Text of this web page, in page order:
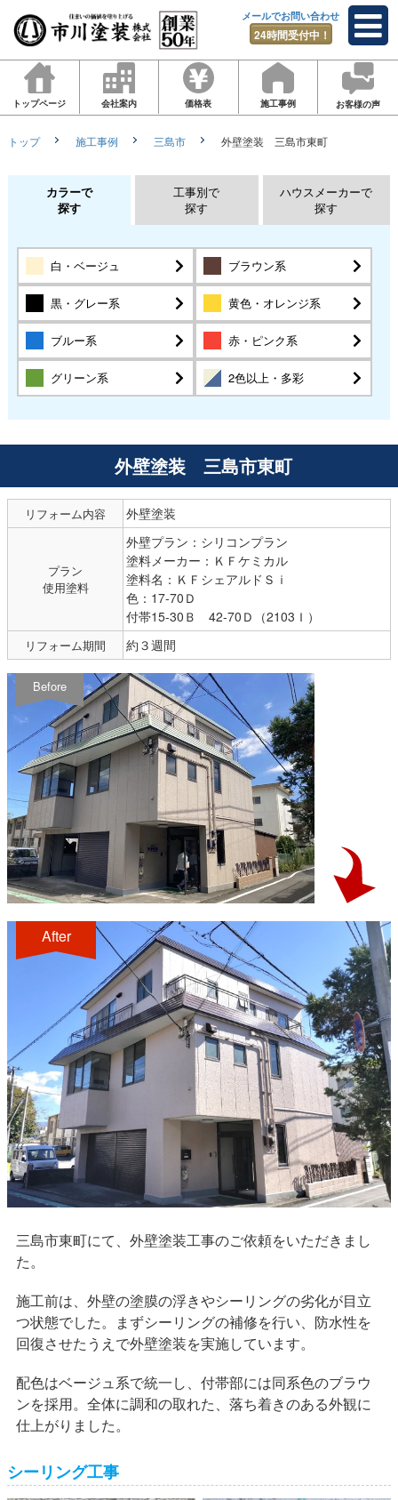
メールでお問い合わせ
24時間受付中！
トップページ 会社案内 価格表 施工事例 お客様の声
トップ 施工事例 三島市 外壁塗装 三島市東町
カラーで
探す
工事別で
探す
ハウスメーカーで
探す
白・ベージュ ブラウン系
黒・グレー系 黄色・オレンジ系
ブルー系 赤・ピンク系
グリーン系 2色以上・多彩
外壁塗装 三島市東町
リフォーム内容 外壁塗装
プラン
使用塗料
外壁プラン：シリコンプラン
塗料メーカー：ＫＦケミカル
塗料名：ＫＦシェアルドＳｉ
色：17-70Ｄ
付帯15-30Ｂ 42-70Ｄ（2103Ｉ）
リフォーム期間 約３週間
Before
After
三島市東町にて、外壁塗装工事のご依頼をいただきまし
た。
施工前は、外壁の塗膜の浮きやシーリングの劣化が目立
つ状態でした。まずシーリングの補修を行い、防水性を
回復させたうえで外壁塗装を実施しています。
配色はベージュ系で統一し、付帯部には同系色のブラウ
ンを採用。全体に調和の取れた、落ち着きのある外観に
仕上がりました。
シーリング工事